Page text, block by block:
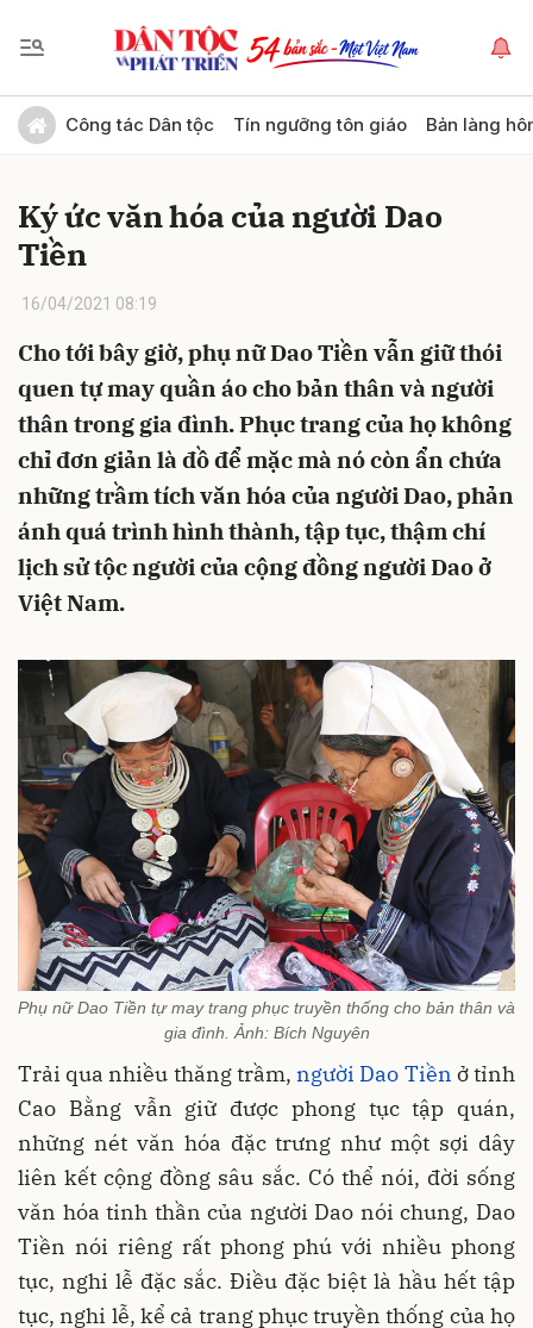
Công tác Dân tộc Tín ngưỡng tôn giáo Bản làng
Ký ức văn hóa của người Dao
Tiền
16/04/2021 08:19
Cho tới bây giờ, phụ nữ Dao Tiền vẫn giữ thói
quen tự may quần áo cho bản thân và người
thân trong gia đình. Phục trang của họ không
chỉ đơn giản là đồ để mặc mà nó còn ẩn chứa
những trầm tích văn hóa của người Dao, phản
ánh quá trình hình thành, tập tục, thậm chí
lịch sử tộc người của cộng đồng người Dao ở
Việt Nam.
Phụ nữ Dao Tiền tự may trang phục truyền thống cho bản thân và
gia đình. Ảnh: Bích Nguyên
Trải qua nhiều thăng trầm,người Dao Tiền ở tỉnh
Cao Bằng vẫn giữ được phong tục tập quán,
những nét văn hóa đặc trưng như một sợi dây
liên kết cộng đồng sâu sắc. Có thể nói, đời sống
văn hóa tinh thần của người Dao nói chung, Dao
Tiền nói riêng rất phong phú với nhiều phong
tục, nghi lễ đặc sắc. Điều đặc biệt là hầu hết tập
tục, nghi lễ, kể cả trang phục truyền thống của họ
Gửi bình luận
Hủy Gửi